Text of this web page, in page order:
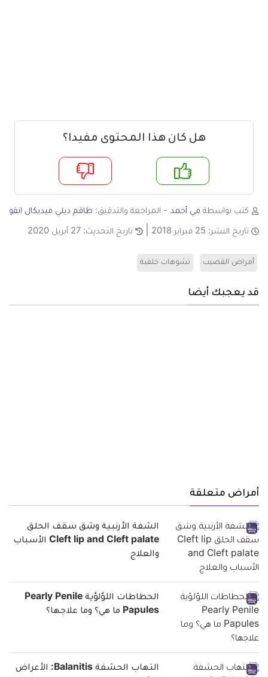
هل كان هذا المحتوى مفيدا؟
لا
كتب بواسطة مي أحمد - المراجعة والتدقيق: طاقم ديلي ميديكال انفو
تاريخ النشر: 25 فبراير 2018 تاريخ التحديث: 27 أبريل 2020
أمراض القضيب تشوهات خلقية
قد يعجبك أيضا
أمراض متعلقة
الشفة الأرنبية وشق سقف الحلق
Cleft lip and Cleft palate الأسباب
والعلاج
الحطاطات اللؤلؤية Pearly Penile
Papules ما هي؟ وما علاجها؟
التهاب الحشفة Balanitis: الأعراض